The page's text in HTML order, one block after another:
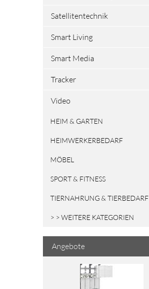
Satellitentechnik
Smart Living
Smart Media
Tracker
Video
HEIM & GARTEN
HEIMWERKERBEDARF
MÖBEL
SPORT & FITNESS
TIERNAHRUNG & TIERBEDARF
> > WEITERE KATEGORIEN
Angebote